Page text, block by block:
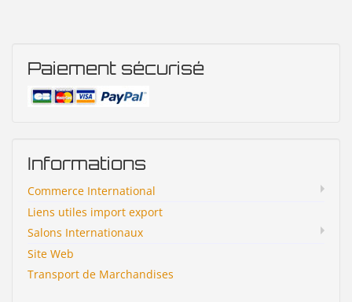
Paiement sécurisé
Informations
Commerce International
Liens utiles import export
Salons Internationaux
Site Web
Transport de Marchandises